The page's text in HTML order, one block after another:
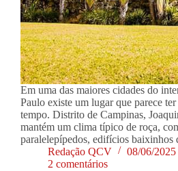
Em uma das maiores cidades do
Paulo existe um lugar que parece
tempo. Distrito de Campinas,
mantém um clima típico de roça,
paralelepípedos, edifícios
Redação QCV
08/06/2025
2 comentários